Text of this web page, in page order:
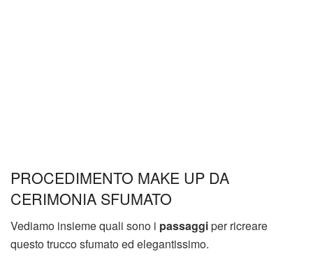
PROCEDIMENTO MAKE UP DA
CERIMONIA SFUMATO
Vediamo insieme quali sono i passaggiper ricreare
questo trucco sfumato ed elegantissimo.